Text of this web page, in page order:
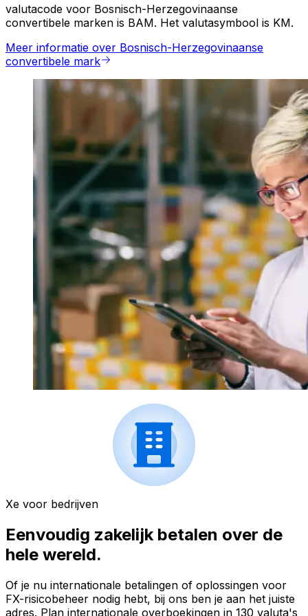
valutacode voor Bosnisch-Herzegovinaanse
convertibele marken is BAM. Het valutasymbool is KM.
Meer informatie over Bosnisch-Herzegovinaanse
convertibele mark
Xe voor bedrijven
Eenvoudig zakelijk betalen over de
hele wereld.
Of je nu internationale betalingen of oplossingen voor
FX-risicobeheer nodig hebt, bij ons ben je aan het juiste
adres. Plan internationale overboekingen in 130 valuta's